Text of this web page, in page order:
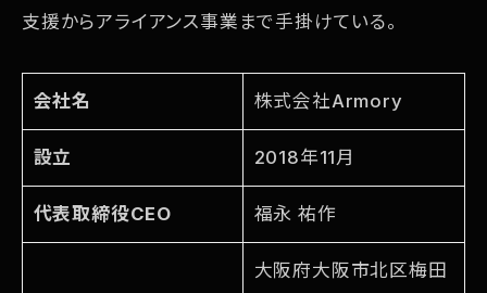
支援からアライアンス事業まで手掛けている。
会社名 株式会社Armory
設立 2018年11月
代表取締役CEO 福永 祐作
大阪府大阪市北区梅田